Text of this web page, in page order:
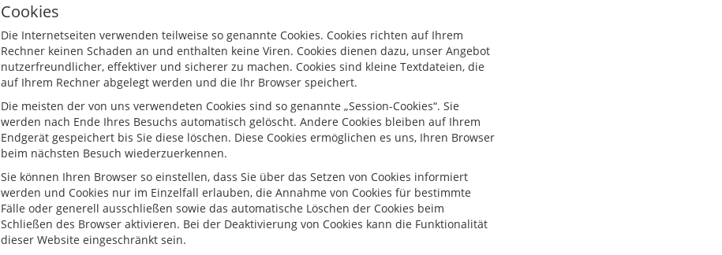
Cookies
Die Internetseiten verwenden teilweise so genannte Cookies. Cookies richten auf Ihrem
Rechner keinen Schaden an und enthalten keine Viren. Cookies dienen dazu, unser Angebot
nutzerfreundlicher, effektiver und sicherer zu machen. Cookies sind kleine Textdateien, die
auf Ihrem Rechner abgelegt werden und die Ihr Browser speichert.
Die meisten der von uns verwendeten Cookies sind so genannte „Session-Cookies“. Sie
werden nach Ende Ihres Besuchs automatisch gelöscht. Andere Cookies bleiben auf Ihrem
Endgerät gespeichert bis Sie diese löschen. Diese Cookies ermöglichen es uns, Ihren Browser
beim nächsten Besuch wiederzuerkennen.
Sie können Ihren Browser so einstellen, dass Sie über das Setzen von Cookies informiert
werden und Cookies nur im Einzelfall erlauben, die Annahme von Cookies für bestimmte
Fälle oder generell ausschließen sowie das automatische Löschen der Cookies beim
Schließen des Browser aktivieren. Bei der Deaktivierung von Cookies kann die Funktionalität
dieser Website eingeschränkt sein.